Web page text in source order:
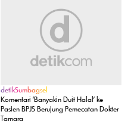
detikSumbagsel
Komentari 'Banyakin Duit Halal' ke
Pasien BPJS Berujung Pemecatan Dokter
Tamara